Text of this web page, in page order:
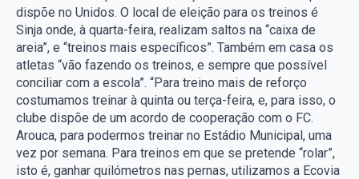
dispõe no Unidos. O local de eleição para os treinos é
Sinja onde, à quarta-feira, realizam saltos na “caixa de
areia”, e “treinos mais específicos”. Também em casa os
atletas “vão fazendo os treinos, e sempre que possível
conciliar com a escola”. “Para treino mais de reforço
costumamos treinar à quinta ou terça-feira, e, para isso, o
clube dispõe de um acordo de cooperação com o FC.
Arouca, para podermos treinar no Estádio Municipal, uma
vez por semana. Para treinos em que se pretende “rolar”,
isto é, ganhar quilómetros nas pernas, utilizamos a Ecovia